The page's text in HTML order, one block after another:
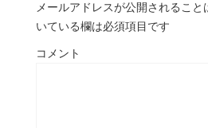
メールアドレスが公開されること
いている欄は必須項目です
コメント